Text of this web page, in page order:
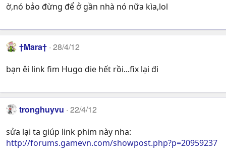
ờ,nó bảo đừng để ở gần nhà nó nữa kìa,lol
†Mara† 28/4/12
bạn êi link fim Hugo die hết rồi...fix lại đi
tronghuyvu 22/4/12
sửa lại ta giúp link phim này nha:
http://forums.gamevn.com/showpost.php?p=20959237